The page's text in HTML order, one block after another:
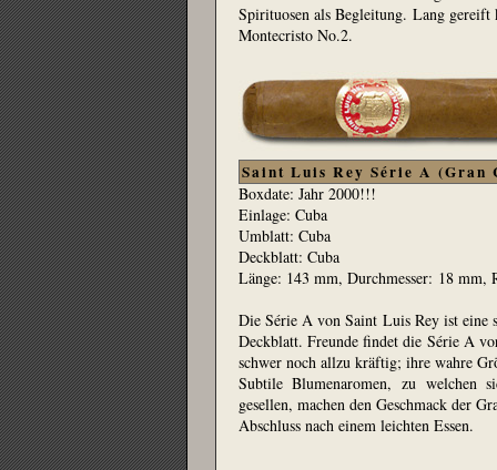
Spirituosen als Begleitung. Lang
Montecristo No.2.
Saint Luis Rey Série A (Gran
Boxdate: Jahr 2000!!!
Einlage: Cuba
Umblatt: Cuba
Deckblatt: Cuba
Länge: 143 mm, Durchmesser: 18 mm,
Die Série A von Saint Luis Rey ist eine
Deckblatt. Freunde findet die Série A
schwer noch allzu kräftig; ihre wahre
Subtile Blumenaromen, zu welchen
gesellen, machen den Geschmack der
Abschluss nach einem leichten Essen.